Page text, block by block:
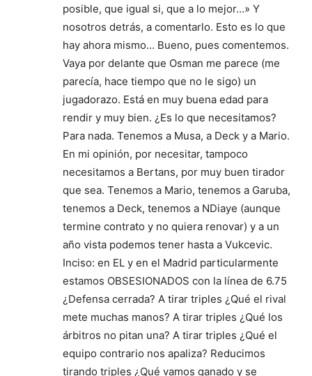
posible, que igual si, que a lo mejor…» Y
nosotros detrás, a comentarlo. Esto es lo que
hay ahora mismo… Bueno, pues comentemos.
Vaya por delante que Osman me parece (me
parecía, hace tiempo que no le sigo) un
jugadorazo. Está en muy buena edad para
rendir y muy bien. ¿Es lo que necesitamos?
Para nada. Tenemos a Musa, a Deck y a Mario.
En mi opinión, por necesitar, tampoco
necesitamos a Bertans, por muy buen tirador
que sea. Tenemos a Mario, tenemos a Garuba,
tenemos a Deck, tenemos a NDiaye (aunque
termine contrato y no quiera renovar) y a un
año vista podemos tener hasta a Vukcevic.
Inciso: en EL y en el Madrid particularmente
estamos OBSESIONADOS con la línea de 6.75
¿Defensa cerrada? A tirar triples ¿Qué el rival
mete muchas manos? A tirar triples ¿Qué los
árbitros no pitan una? A tirar triples ¿Qué el
equipo contrario nos apaliza? Reducimos
tirando triples ¿Qué vamos ganado y se